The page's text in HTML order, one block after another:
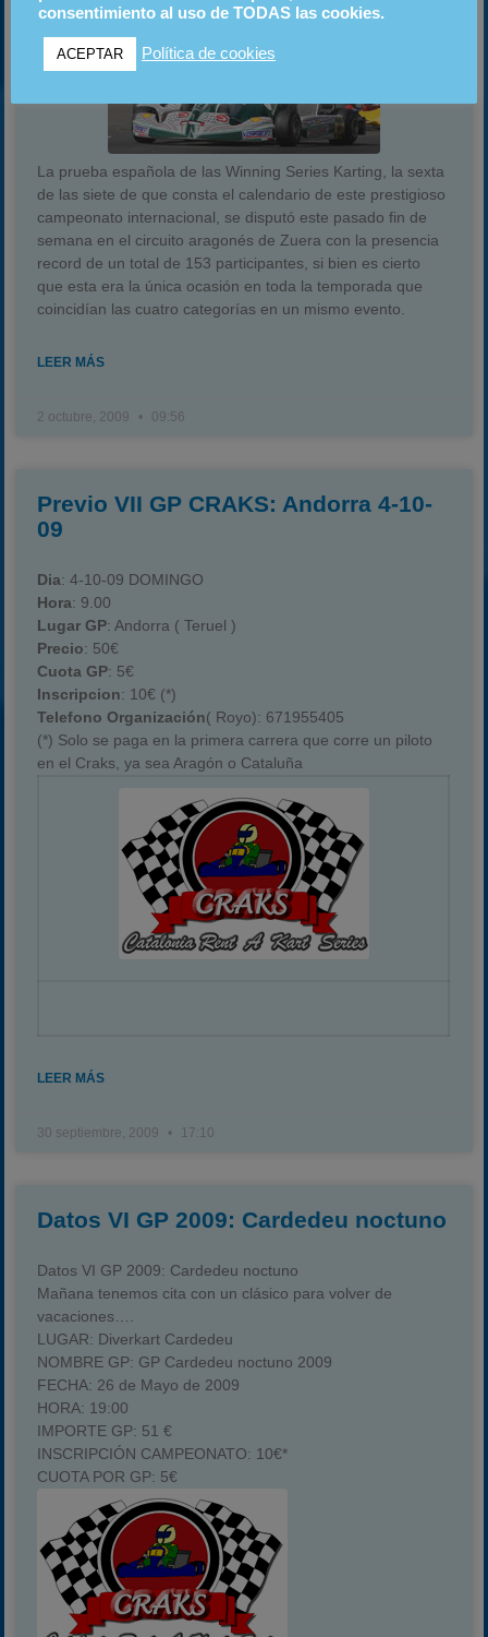
La prueba española de las Winning Series Karting, la sexta
de las siete de que consta el calendario de este prestigioso
campeonato internacional, se disputó este pasado fin de
semana en el circuito aragonés de Zuera con la presencia
record de un total de 153 participantes, si bien es cierto
que esta era la única ocasión en toda la temporada que
coincidían las cuatro categorías en un mismo evento.
LEER MÁS
2 octubre, 2009 09:56
Previo VII GP CRAKS: Andorra 4-10-
09
Dia: 4-10-09 DOMINGO
Hora: 9.00
Lugar GP: Andorra ( Teruel )
Precio: 50€
Cuota GP: 5€
Inscripcion: 10€ (*)
Telefono Organización( Royo): 671955405
(*) Solo se paga en la primera carrera que corre un piloto
en el Craks, ya sea Aragón o Cataluña
LEER MÁS
30 septiembre, 2009 17:10
Datos VI GP 2009: Cardedeu noctuno
Datos VI GP 2009: Cardedeu noctuno
Mañana tenemos cita con un clásico para volver de
vacaciones….
LUGAR: Diverkart Cardedeu
NOMBRE GP: GP Cardedeu noctuno 2009
FECHA: 26 de Mayo de 2009
HORA: 19:00
IMPORTE GP: 51 €
INSCRIPCIÓN CAMPEONATO: 10€*
CUOTA POR GP: 5€
consentimiento al uso de TODAS las cookies.
ACEPTAR Política de cookies